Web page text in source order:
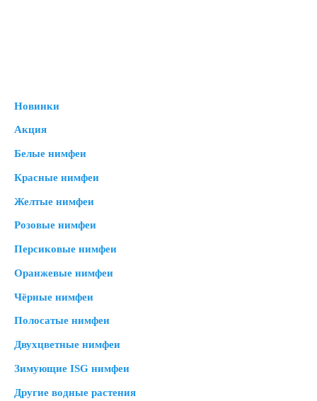
Новинки
Акция
Белые нимфеи
Красные нимфеи
Желтые нимфеи
Розовые нимфеи
Персиковые нимфеи
Оранжевые нимфеи
Чёрные нимфеи
Полосатые нимфеи
Двухцветные нимфеи
Зимующие ISG нимфеи
Другие водные растения